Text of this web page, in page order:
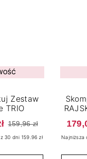
Zestaw
TRIO
159,96 zł
30 dni 159.96 zł Najniższa